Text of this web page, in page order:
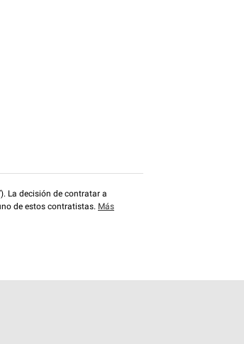
La decisión de contratar a
de estos contratistas. Más